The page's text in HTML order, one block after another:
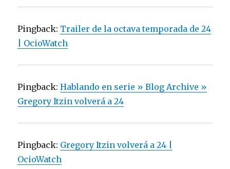
Pingback: Trailer de la octava temporada de 24
| OcioWatch
Pingback:Hablando en serie » Blog Archive »
Gregory Itzin volverá a 24
Pingback: Gregory Itzin volverá a 24 |
OcioWatch